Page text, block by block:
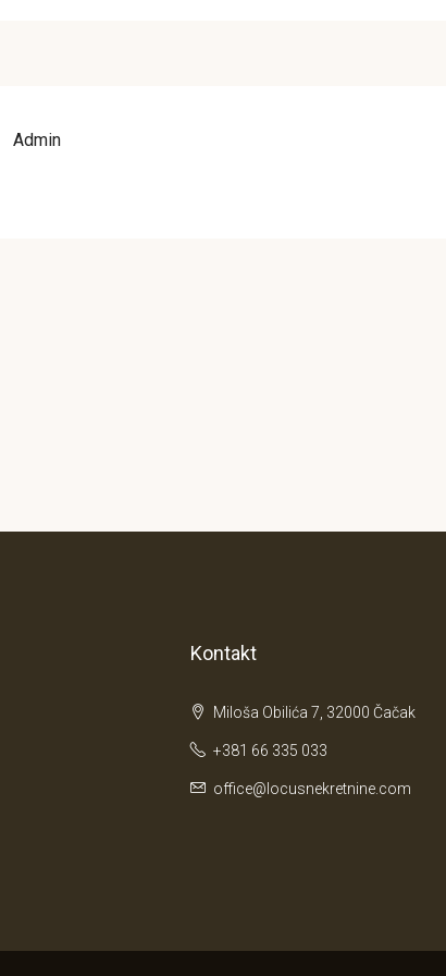
Admin
Kontakt
Miloša Obilića 7, 32000 Čačak
+381 66 335 033
office@locusnekretnine.com